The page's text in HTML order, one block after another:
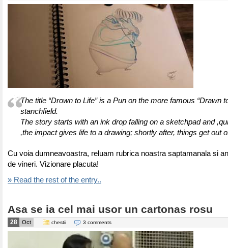
The title “Drown to Life” is a Pun on the more famous “Drawn
stanchfield.
The story starts with an ink drop falling on a sketchpad and
,the impact gives life to a drawing; shortly after, things get out
Cu voia dumneavoastra, reluam rubrica noastra saptamanala si
de vineri. Vizionare placuta!
» Read the rest of the entry..
Asa se ia cel mai usor un cartonas rosu
28 Oct chestii 3 comments